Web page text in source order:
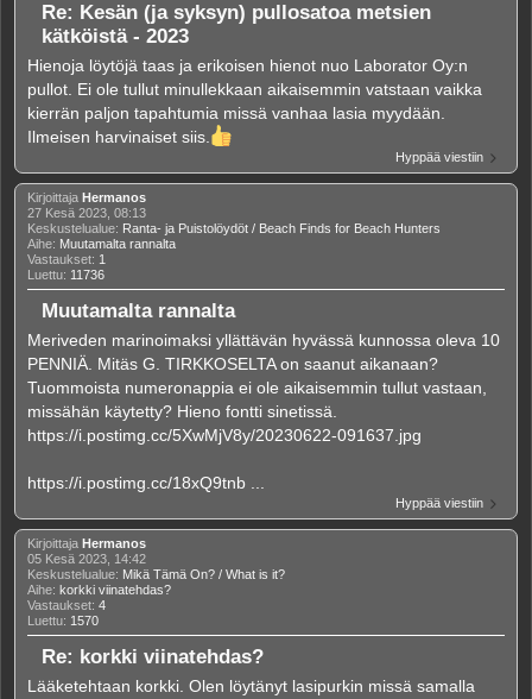
Re: Kesän (ja syksyn) pullosatoa metsien
kätköistä - 2023
Hienoja löytöjä taas ja erikoisen hienot nuo Laborator Oy:n
pullot. Ei ole tullut minullekkaan aikaisemmin vatstaan vaikka
kierrän paljon tapahtumia missä vanhaa lasia myydään.
Ilmeisen harvinaiset siis.
Hyppää viestiin
Kirjoittaja Hermanos
27 Kesä 2023, 08:13
Keskustelualue: Ranta- ja Puistolöydöt / Beach Finds for Beach Hunters
Aihe: Muutamalta rannalta
Vastaukset: 1
Luettu: 11736
Muutamalta rannalta
Meriveden marinoimaksi yllättävän hyvässä kunnossa oleva 10
PENNIÄ. Mitäs G. TIRKKOSELTA on saanut aikanaan?
Tuommoista numeronappia ei ole aikaisemmin tullut vastaan,
missähän käytetty? Hieno fontti sinetissä.
https://i.postimg.cc/5XwMjV8y/20230622-091637.jpg
https://i.postimg.cc/18xQ9tnb ...
Hyppää viestiin
Kirjoittaja Hermanos
05 Kesä 2023, 14:42
Keskustelualue: Mikä Tämä On? / What is it?
Aihe: korkki viinatehdas?
Vastaukset: 4
Luettu: 1570
Re: korkki viinatehdas?
Lääketehtaan korkki. Olen löytänyt lasipurkin missä samalla